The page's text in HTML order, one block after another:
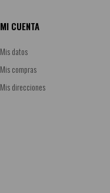
MI CUENTA
Mis datos
Mis compras
Mis direcciones